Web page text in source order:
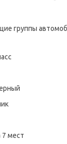
группы
7 мест